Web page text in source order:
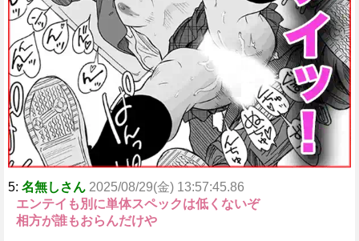
5: 名無しさん 2025/08/29(金) 13:57:45.86
エンテイも別に単体スペックは低くないぞ
相方が誰もおらんだけや